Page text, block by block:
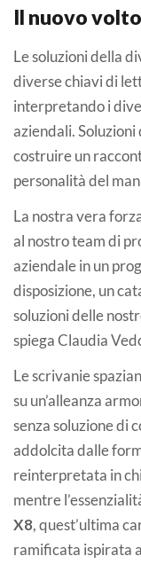
Il nuovo
Le soluzioni della
diverse chiavi di
interpretando i
aziendali.
costruire un
personalità del
La nostra vera
al nostro team di
aziendale in un
disposizione, un
soluzioni delle
spiega Claudia
Le scrivanie
su un’alleanza
senza soluzione di
addolcita dalle
reinterpretata in
mentre
X8, quest’ultima
ramificata ispirata